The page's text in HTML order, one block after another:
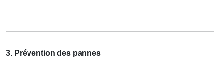
3. Prévention des pannes